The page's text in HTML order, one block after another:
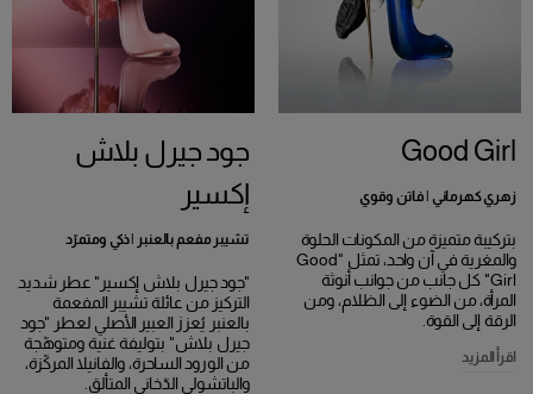
Good Girl
زهري كهرماني | فاتن وقوي
بتركيبة متميزة من المكونات الحلوة
والمغرية في آن واحد، تمثل "Good
Girl" كل جانب من جوانب أنوثة
المرأة، من الضوء إلى الظلام، ومن
الرقة إلى القوة.
اقرأ المزيد
جود جيرل بلاش
إكسير
تشيبر مفعم بالعنبر | ذكي ومتمرّد
"جود جيرل بلاش إكسير" عطر شديد
التركيز من عائلة تشيبر المفعمة
بالعنبر يُعزز العبير الأصلي لعطر "جود
جيرل بلاش" بتوليفة غنية ومتوهّجة
من الورود الساحرة، والفانيلا المركّزة،
والباتشولي الدّخاني المتألق.